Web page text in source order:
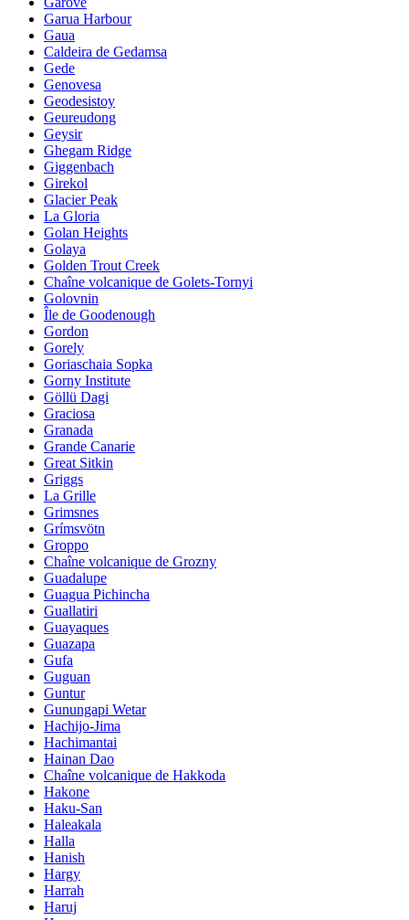
Garua Harbour
Gaua
Caldeira de Gedamsa
Gede
Genovesa
Geodesistoy
Geureudong
Geysir
Ghegam Ridge
Giggenbach
Girekol
Glacier Peak
La Gloria
Golan Heights
Golaya
Golden Trout Creek
Chaîne volcanique de Golets-Tornyi
Golovnin
Île de Goodenough
Gordon
Gorely
Goriaschaia Sopka
Gorny Institute
Göllü Dagi
Graciosa
Granada
Grande Canarie
Great Sitkin
Griggs
La Grille
Grimsnes
Grímsvötn
Groppo
Chaîne volcanique de Grozny
Guadalupe
Guagua Pichincha
Guallatiri
Guayaques
Guazapa
Gufa
Guguan
Guntur
Gunungapi Wetar
Hachijo-Jima
Hachimantai
Hainan Dao
Chaîne volcanique de Hakkoda
Hakone
Haku-San
Haleakala
Halla
Hanish
Hargy
Harrah
Haruj